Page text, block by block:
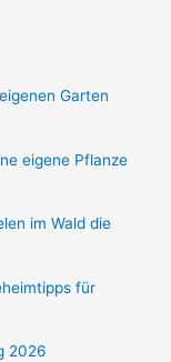
Garten
eigene Pflanze
im Wald die
für
2026